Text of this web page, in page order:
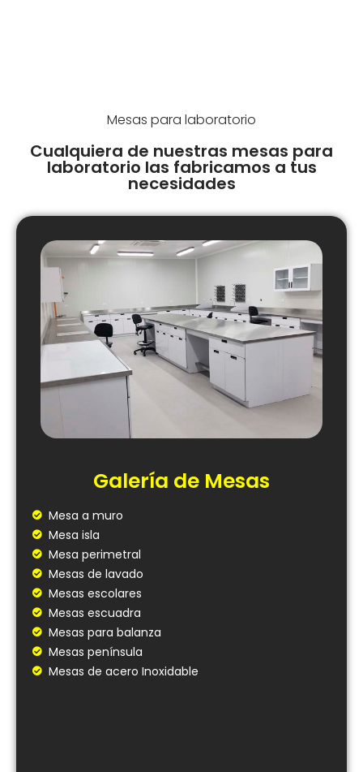
Mesas para laboratorio
Cualquiera de nuestras mesas para
laboratorio las fabricamos a tus
necesidades
Galería de Mesas
Mesa a muro
Mesa isla
Mesa perimetral
Mesas de lavado
Mesas escolares
Mesas escuadra
Mesas para balanza
Mesas península
Mesas de acero Inoxidable